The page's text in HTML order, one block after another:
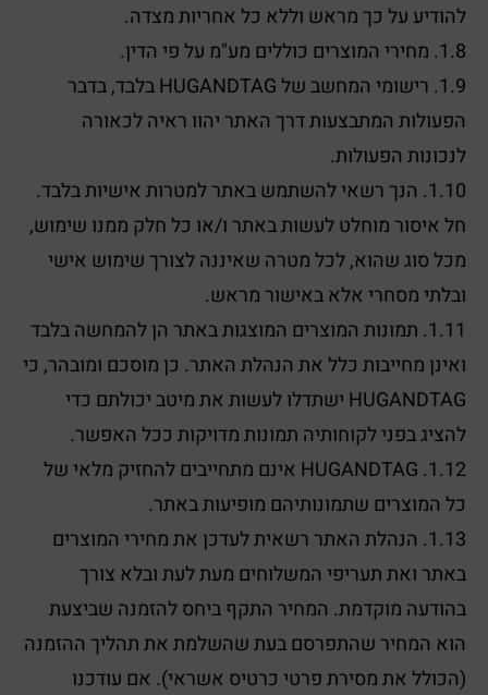
להודיע על כך מראש וללא כל אחריות מצדה.
1.8. מחירי המוצרים כוללים מע"מ על פי הדין.
1.9. רישומי המחשב של HUGANDTAG בלבד, בדבר
הפעולות המתבצעות דרך האתר יהוו ראיה לכאורה
לנכונות הפעולות.
1.10. הנך רשאי להשתמש באתר למטרות אישיות בלבד.
חל איסור מוחלט לעשות באתר ו/או כל חלק ממנו שימוש,
מכל סוג שהוא, לכל מטרה שאיננה לצורך שימוש אישי
ובלתי מסחרי אלא באישור מראש.
1.11. תמונות המוצרים המוצגות באתר הן להמחשה בלבד
ואינן מחייבות כלל את הנהלת האתר. כן מוסכם ומובהר, כי
HUGANDTAG ישתדלו לעשות את מיטב יכולתם כדי
להציג בפני לקוחותיה תמונות מדויקות ככל האפשר.
1.12. HUGANDTAG אינם מתחייבים להחזיק מלאי של
כל המוצרים שתמונותיהם מופיעות באתר.
1.13. הנהלת האתר רשאית לעדכן את מחירי המוצרים
באתר ואת תעריפי המשלוחים מעת לעת ובלא צורך
בהודעה מוקדמת. המחיר התקף ביחס להזמנה שביצעת
הוא המחיר שהתפרסם בעת שהשלמת את תהליך ההזמנה
(הכולל את מסירת פרטי כרטיס אשראי). אם עודכנו